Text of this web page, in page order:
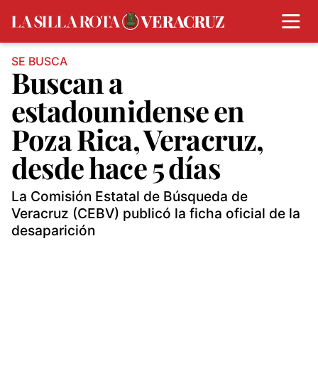
SE BUSCA
Buscan a
estadounidense en
Poza Rica, Veracruz,
desde hace 5 días
La Comisión Estatal de Búsqueda de
Veracruz (CEBV) publicó la ficha oficial de la
desaparición